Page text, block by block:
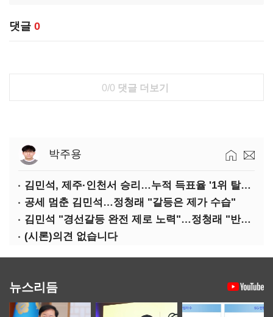
댓글 0
0/0 댓글 더보기
박주용
김민석, 제주·인천서 승리…누적 득표율 '1위 탈환'(종합)
공세 멈춘 김민석…정청래 "갈등은 제가 수습"
김민석 "경선갈등 완전 제로 노력"…정청래 "반명 공세 사과부터"
(시론)의견 없습니다
뉴스리듬